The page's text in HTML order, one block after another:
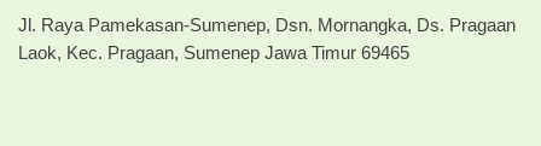
Jl. Raya Pamekasan-Sumenep, Dsn. Mornangka, Ds. Pragaan
Laok, Kec. Pragaan, Sumenep Jawa Timur 69465